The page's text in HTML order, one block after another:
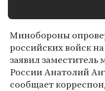
Минобороны
российских войск
заявил
России Анатолий
сообщает